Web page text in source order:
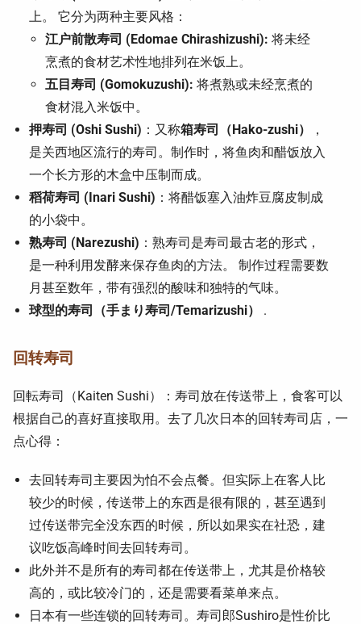
上。 它分为两种主要风格：
江户前散寿司 (Edomae Chirashizushi): 将未经
烹煮的食材艺术性地排列在米饭上。
五目寿司 (Gomokuzushi): 将煮熟或未经烹煮的
食材混入米饭中。
押寿司 (Oshi Sushi) ：又称箱寿司（Hako-zushi）
，
是关西地区流行的寿司。制作时，将鱼肉和醋饭放入
一个长方形的木盒中压制而成。
稻荷寿司 (Inari Sushi) ：将醋饭塞入油炸豆腐皮制成
的小袋中。
熟寿司 (Narezushi) ：熟寿司是寿司最古老的形式，
是一种利用发酵来保存鱼肉的方法。 制作过程需要数
月甚至数年，带有强烈的酸味和独特的气味。
球型的寿司（手まり寿司/Temarizushi）
.
回转寿司
回転寿司（Kaiten Sushi）：寿司放在传送带上，食客可以
根据自己的喜好直接取用。去了几次日本的回转寿司店，一
点心得：
去回转寿司主要因为怕不会点餐。但实际上在客人比
较少的时候，传送带上的东西是很有限的，甚至遇到
过传送带完全没东西的时候，所以如果实在社恐，建
议吃饭高峰时间去回转寿司。
此外并不是所有的寿司都在传送带上，尤其是价格较
高的，或比较冷门的，还是需要看菜单来点。
日本有一些连锁的回转寿司。寿司郎Sushiro是性价比